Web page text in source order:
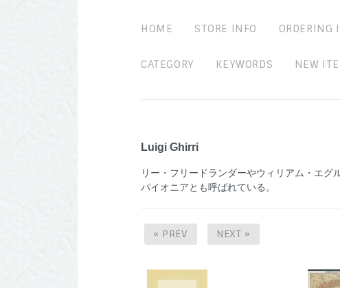
HOME STORE INFO ORDERING
CATEGORY KEYWORDS NEW
Luigi Ghirri
リー・フリードランダーやウィリアム・エ
パイオニアとも呼ばれている。
« PREV NEXT »